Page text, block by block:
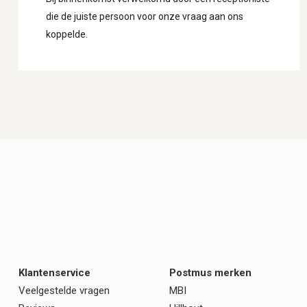
die de juiste persoon voor onze vraag aan ons
koppelde.
Klantenservice
Veelgestelde vragen
Postmus merken
MBI